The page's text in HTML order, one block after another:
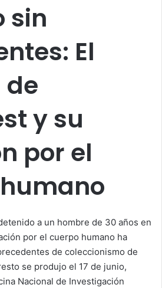
sin
El
y su
por el
a un hombre de 30 años en
por el cuerpo humano ha
de coleccionismo de
se produjo el 17 de junio,
Nacional de Investigación